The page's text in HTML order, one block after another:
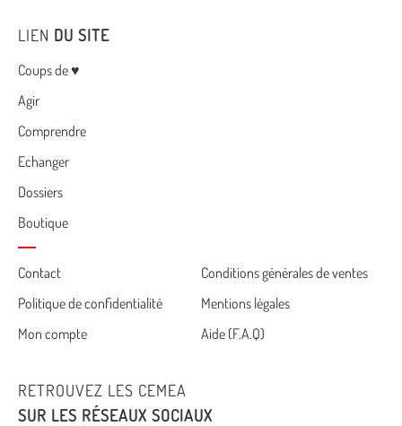
LIEN DU SITE
Menu
Coups de ♥
Agir
Comprendre
Echanger
Dossiers
Boutique
Cemea
footer
Contact
Conditions générales de ventes
Politique de confidentialité
Mentions légales
Mon compte
Aide (F.A.Q)
RETROUVEZ LES CEMEA
SUR LES RÉSEAUX SOCIAUX